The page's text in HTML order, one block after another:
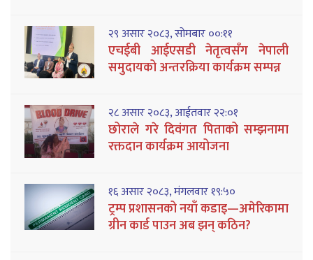
२९ असार २०८३, सोमबार ००:११
एचईबी आईएसडी नेतृत्वसँग नेपाली
समुदायको अन्तरक्रिया कार्यक्रम सम्पन्न
२८ असार २०८३, आईतवार २२:०१
छोराले गरे दिवंगत पिताको सम्झनामा
रक्तदान कार्यक्रम आयोजना
१६ असार २०८३, मंगलवार १९:५०
ट्रम्प प्रशासनको नयाँ कडाइ—अमेरिकामा
ग्रीन कार्ड पाउन अब झन् कठिन?